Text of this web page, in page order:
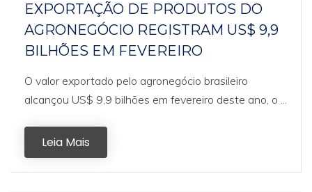
EXPORTAÇÃO DE PRODUTOS DO
AGRONEGÓCIO REGISTRAM US$ 9,9
BILHÕES EM FEVEREIRO
O valor exportado pelo agronegócio brasileiro
alcançou US$ 9,9 bilhões em fevereiro deste ano, o ...
Leia Mais